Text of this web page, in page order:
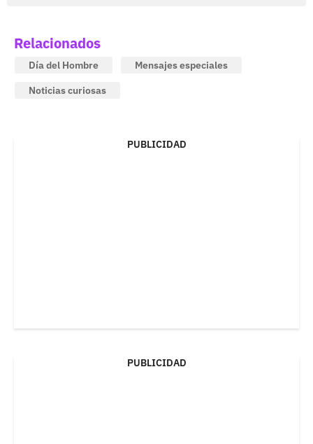
Relacionados
Día del Hombre
Mensajes especiales
Noticias curiosas
PUBLICIDAD
PUBLICIDAD